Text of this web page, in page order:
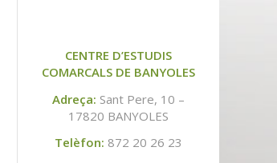
CENTRE D’ESTUDIS
COMARCALS DE BANYOLES
Adreça: Sant Pere, 10 –
17820 BANYOLES
Telèfon: 872 20 26 23